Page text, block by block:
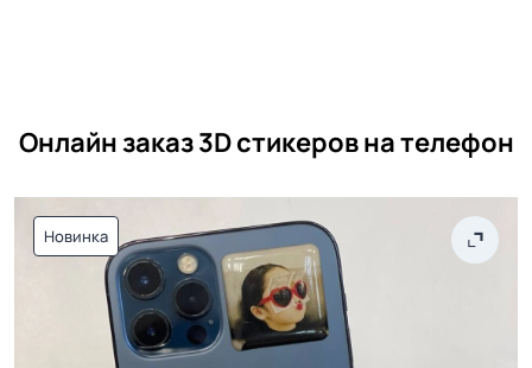
Онлайн заказ 3D стикеров на телефон
Новинка